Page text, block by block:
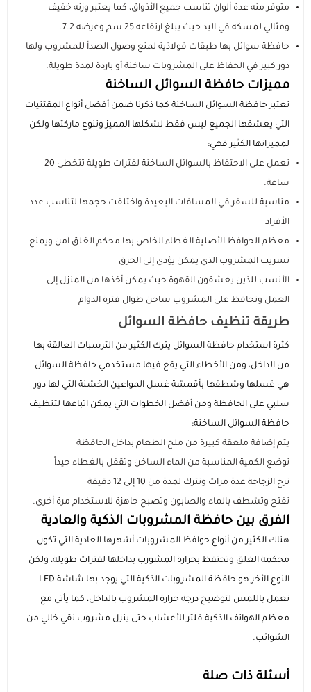
متوفر منه عدة ألوان تناسب جميع الأذواق، كما يعتبر وزنه خفيف
ومثالي لمسكه في اليد حيث يبلغ ارتفاعه 25 سم وعرضه 7.2.
حافظة سوائل بها طبقات فولاذية لمنع وصول الصدأ للمشروب ولها
دور كبير في الحفاظ على المشروبات ساخنة أو باردة لمدة طويلة.
مميزات حافظة السوائل الساخنة
تعتبر حافظة السوائل الساخنة كما ذكرنا ضمن أفضل أنواع المقتنيات
التي يعشقها الجميع ليس فقط لشكلها المميز وتنوع ماركتها ولكن
لمميزاتها الكثير فهي:
تعمل على الاحتفاظ بالسوائل الساخنة لفترات طويلة تتخطى 20
ساعة.
مناسبة للسفر في المسافات البعيدة واختلفت حجمها لتناسب عدد
الأفراد
معظم الحوافظ الأصلية الغطاء الخاص بها محكم الغلق آمن ويمنع
تسريب المشروب الذي يمكن يؤدي إلى الحرق
الأنسب للذين يعشقون القهوة حيث يمكن أخذها من المنزل إلى
العمل وتحافظ على المشروب ساخن طوال فترة الدوام
طريقة تنظيف حافظة السوائل
كثرة استخدام حافظة السوائل يترك الكثير من الترسبات العالقة بها
من الداخل، ومن الأخطاء التي يقع فيها مستخدمي حافظة السوائل
هي غسلها وشطفها بأقمشة غسل المواعين الخشنة التي لها دور
سلبي على الحافظة ومن أفضل الخطوات التي يمكن اتباعها لتنظيف
حافظة السوائل الساخنة:
يتم إضافة ملعقة كبيرة من ملح الطعام بداخل الحافظة
توضع الكمية المناسبة من الماء الساخن وتقفل بالغطاء جيداً
ترج الزجاجة عدة مرات وتترك لمدة من 10 إلى 12 دقيقة
تفتح وتشطف بالماء والصابون وتصبح جاهزة للاستخدام مرة أخرى.
الفرق بين حافظة المشروبات الذكية والعادية
هناك الكثير من أنواع حوافظ المشروبات أشهرها العادية التي تكون
محكمة الغلق وتحتفظ بحرارة المشورب بداخلها لفترات طويلة، ولكن
النوع الأخر هو حافظة المشروبات الذكية التي يوجد بها شاشة LED
تعمل باللمس لتوضيح درجة حرارة المشروب بالداخل، كما يأتي مع
معظم الهواتف الذكية فلتر للأعشاب حتى ينزل مشروب نقي خالي من
الشوائب.
أسئلة ذات صلة